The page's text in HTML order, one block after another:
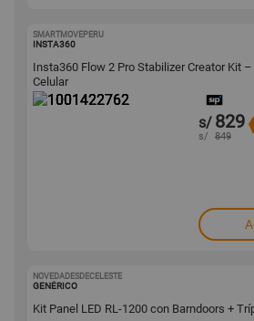
SMARTMOVEPERU
INSTA360
Insta360 Flow 2 Pro Stabilizer Creator Kit
Celular
s/ 829
s/ 849
NOVEDADESDECELESTE
GENÉRICO
Kit Panel LED RL-1200 con Barndoors +